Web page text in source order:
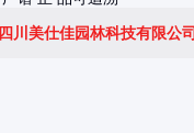
四川美仕佳园林科技有限公司